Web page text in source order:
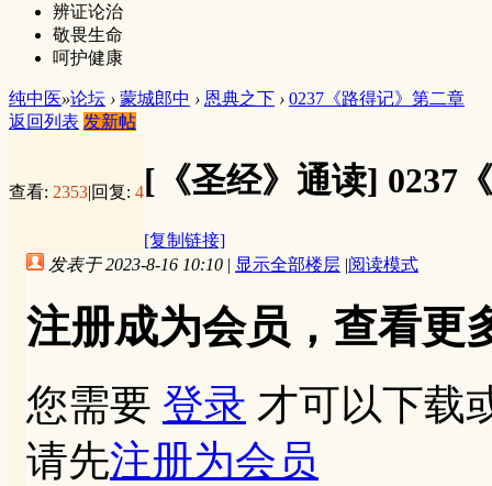
辨证论治
敬畏生命
呵护健康
纯中医»论坛 › 蒙城郎中 › 恩典之下 › 0237《路得记》第二章
返回列表 发新帖
查看: 2353|回复: 4[《圣经》通读] 0237
[复制链接]
发表于 2023-8-16 10:10 | 显示全部楼层 |阅读模式
注册成为会员，查看更
您需要 登录 才可以下载
请先注册为会员